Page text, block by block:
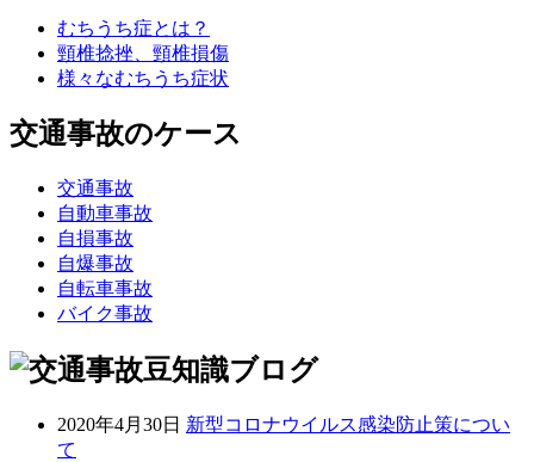
むちうち症とは？
頸椎捻挫、頸椎損傷
様々なむちうち症状
交通事故のケース
交通事故
自動車事故
自損事故
自爆事故
自転車事故
バイク事故
2020年4月30日 新型コロナウイルス感染防止策につい
て